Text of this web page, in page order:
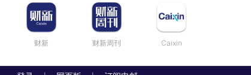
财新 财新周刊 Caixin